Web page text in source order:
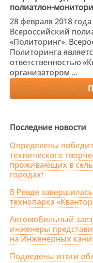
полиатлон-
28 февраля 2018
Всероссийский
«Политоринг».
Политоринга
ответственностью
организатором ...
Последние новости
Определены
технического
проживающих в
городах!
В Ревде
технопарка
Автомобильный
инженеры
на Инженерных
Подведены итоги